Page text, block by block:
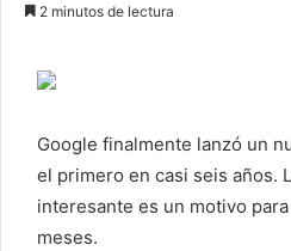
n
c
2 minutos de lectura
Google finalmente lanzó un
el primero en casi seis años.
interesante es un motivo
meses.